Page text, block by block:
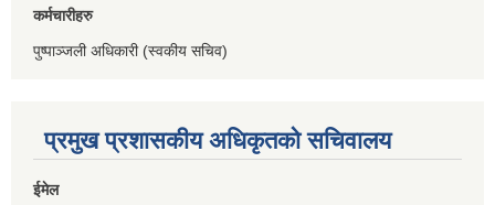
कर्मचारीहरु
पुष्पाञ्जली अधिकारी (स्वकीय सचिव)
प्रमुख प्रशासकीय अधिकृतको सचिवालय
ईमेल